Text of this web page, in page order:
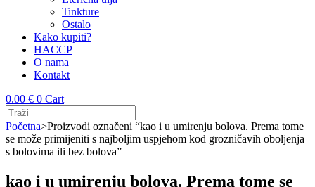
Tinkture
Ostalo
Kako kupiti?
HACCP
O nama
Kontakt
0.00 € 0 Cart
Početna>Proizvodi označeni “kao i u umirenju bolova. Prema tome
se može primijeniti s najboljim uspjehom kod grozničavih oboljenja
s bolovima ili bez bolova”
kao i u umirenju bolova. Prema tome se